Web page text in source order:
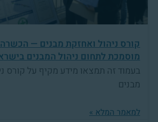
קורס ניהול ואחזקת מבנים —
מוסמכת לתחום ניהול המבנים
בעמוד זה תמצאו מידע מקיף על קורס
מבנים
למאמר המלא »